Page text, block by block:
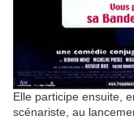
Elle participe ensuite,
scénariste, au